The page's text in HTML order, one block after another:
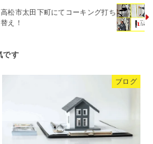
高松市太田下町にてコーキング打ち
替え！
ブログ